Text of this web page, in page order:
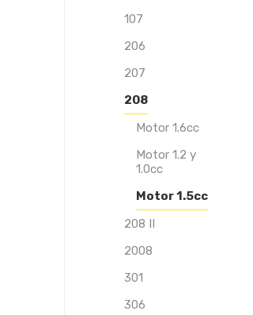
107
206
207
208
Motor 1.6cc
Motor 1.2 y
1.0cc
Motor 1.5cc
208 II
2008
301
306